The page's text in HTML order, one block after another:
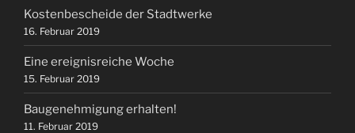
Kostenbescheide der Stadtwerke
16. Februar 2019
Eine ereignisreiche Woche
15. Februar 2019
Baugenehmigung erhalten!
11. Februar 2019